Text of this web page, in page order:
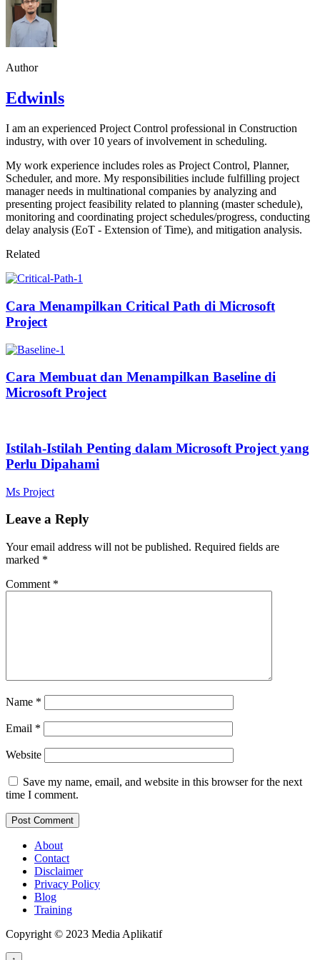
Author
Edwinls
I am an experienced Project Control professional in Construction
industry, with over 10 years of involvement in scheduling.
My work experience includes roles as Project Control, Planner,
Scheduler, and more. My responsibilities include fulfilling project
manager needs in multinational companies by analyzing and
presenting project feasibility related to planning (master schedule),
monitoring and coordinating project schedules/progress, conducting
delay analysis (EoT - Extension of Time), and mitigation analysis.
Related
Cara Menampilkan Critical Path di Microsoft
Project
Cara Membuat dan Menampilkan Baseline di
Microsoft Project
Istilah-Istilah Penting dalam Microsoft Project yang
Perlu Dipahami
Ms Project
Leave a Reply
Your email address will not be published. Required fields are
marked *
Comment *
Name *
Email *
Website
Save my name, email, and website in this browser for the next
time I comment.
About
Contact
Disclaimer
Privacy Policy
Blog
Training
Copyright © 2023 Media Aplikatif